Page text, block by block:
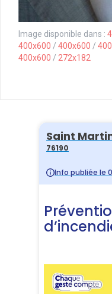
Image disponible dans :
400x600 / 400x600 /
400x600 / 272x182